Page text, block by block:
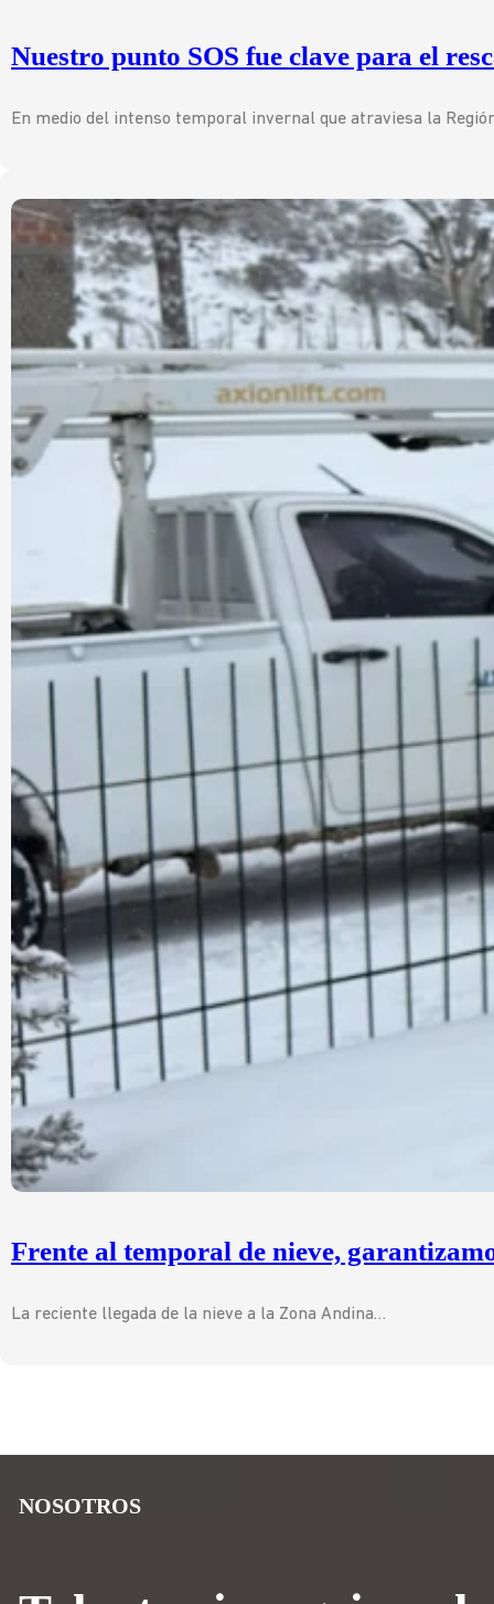
Nuestro punto SOS fue clave para el
En medio del intenso temporal invernal que atraviesa la
Frente al temporal de nieve,
La reciente llegada de la nieve a la Zona Andina…
NOSOTROS